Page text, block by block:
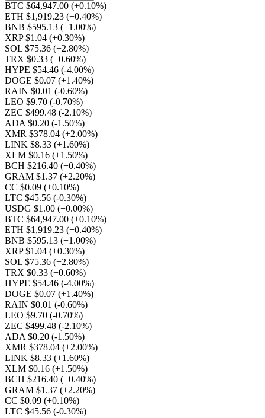
BTC $64,947.00 (+0.10%)
ETH $1,919.23 (+0.40%)
BNB $595.13 (+1.00%)
XRP $1.04 (+0.30%)
SOL $75.36 (+2.80%)
TRX $0.33 (+0.60%)
HYPE $54.46 (-4.00%)
DOGE $0.07 (+1.40%)
RAIN $0.01 (-0.60%)
LEO $9.70 (-0.70%)
ZEC $499.48 (-2.10%)
ADA $0.20 (-1.50%)
XMR $378.04 (+2.00%)
LINK $8.33 (+1.60%)
XLM $0.16 (+1.50%)
BCH $216.40 (+0.40%)
GRAM $1.37 (+2.20%)
CC $0.09 (+0.10%)
LTC $45.56 (-0.30%)
USDG $1.00 (+0.00%)
BTC $64,947.00 (+0.10%)
ETH $1,919.23 (+0.40%)
BNB $595.13 (+1.00%)
XRP $1.04 (+0.30%)
SOL $75.36 (+2.80%)
TRX $0.33 (+0.60%)
HYPE $54.46 (-4.00%)
DOGE $0.07 (+1.40%)
RAIN $0.01 (-0.60%)
LEO $9.70 (-0.70%)
ZEC $499.48 (-2.10%)
ADA $0.20 (-1.50%)
XMR $378.04 (+2.00%)
LINK $8.33 (+1.60%)
XLM $0.16 (+1.50%)
BCH $216.40 (+0.40%)
GRAM $1.37 (+2.20%)
CC $0.09 (+0.10%)
LTC $45.56 (-0.30%)